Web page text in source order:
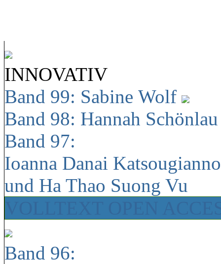
INNOVATIV
Band 99: Sabine Wolf
Band 98: Hannah
Band 97:
Ioanna Danai
und Ha Thao Suong Vu
Band 96: